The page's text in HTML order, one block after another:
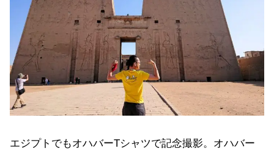
エジプトでもオハバーTシャツで記念撮影。オハバー